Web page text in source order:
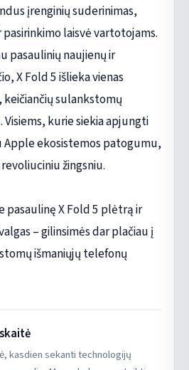
įrenginių suderinimas,
laisvė vartotojams.
pasaulinių naujienų ir
X Fold 5 išlieka vienas
sulankstomų
kurie siekia apjungti
Apple ekosistemos patogumu,
žingsniu.
pasaulinę X Fold 5 plėtrą ir
– gilinsimės dar plačiau į
išmaniųjų telefonų
kasdien sekanti technologijų